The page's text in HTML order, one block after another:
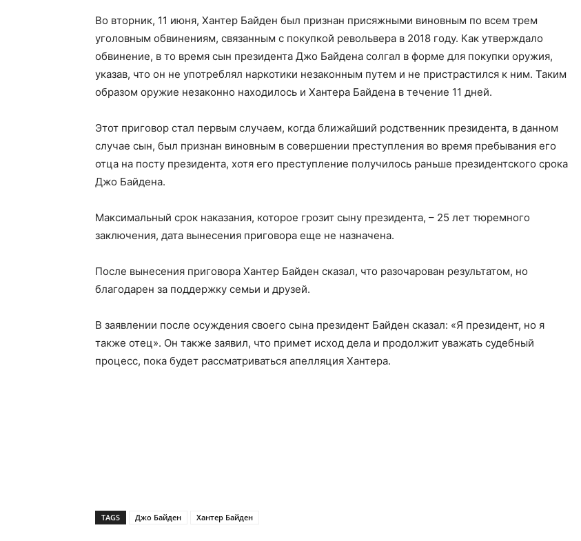
Во вторник, 11 июня, Хантер Байден был признан присяжными виновным по всем трем
уголовным обвинениям, связанным с покупкой револьвера в 2018 году. Как утверждало
обвинение, в то время сын президента Джо Байдена солгал в форме для покупки оружия,
указав, что он не употреблял наркотики незаконным путем и не пристрастился к ним. Таким
образом оружие незаконно находилось и Хантера Байдена в течение 11 дней.
Этот приговор стал первым случаем, когда ближайший родственник президента, в данном
случае сын, был признан виновным в совершении преступления во время пребывания его
отца на посту президента, хотя его преступление получилось раньше президентского срока
Джо Байдена.
Максимальный срок наказания, которое грозит сыну президента, – 25 лет тюремного
заключения, дата вынесения приговора еще не назначена.
После вынесения приговора Хантер Байден сказал, что разочарован результатом, но
благодарен за поддержку семьи и друзей.
В заявлении после осуждения своего сына президент Байден сказал: «Я президент, но я
также отец». Он также заявил, что примет исход дела и продолжит уважать судебный
процесс, пока будет рассматриваться апелляция Хантера.
TAGS Джо Байден Хантер Байден